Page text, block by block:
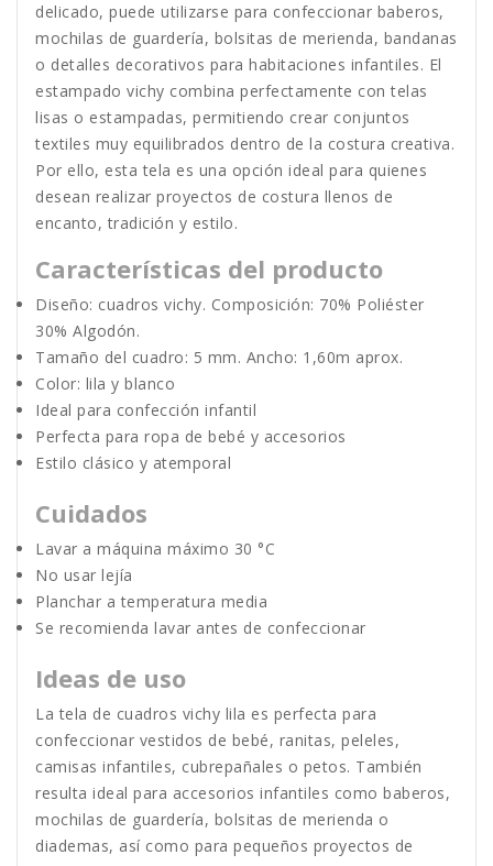
delicado, puede utilizarse para confeccionar baberos,
mochilas de guardería, bolsitas de merienda, bandanas
o detalles decorativos para habitaciones infantiles. El
estampado vichy combina perfectamente con telas
lisas o estampadas, permitiendo crear conjuntos
textiles muy equilibrados dentro de la costura creativa.
Por ello, esta tela es una opción ideal para quienes
desean realizar proyectos de costura llenos de
encanto, tradición y estilo.
Características del producto
Diseño: cuadros vichy. Composición: 70% Poliéster
30% Algodón.
Tamaño del cuadro: 5 mm. Ancho: 1,60m aprox.
Color: lila y blanco
Ideal para confección infantil
Perfecta para ropa de bebé y accesorios
Estilo clásico y atemporal
Cuidados
Lavar a máquina máximo 30 °C
No usar lejía
Planchar a temperatura media
Se recomienda lavar antes de confeccionar
Ideas de uso
La tela de cuadros vichy lila es perfecta para
confeccionar vestidos de bebé, ranitas, peleles,
camisas infantiles, cubrepañales o petos. También
resulta ideal para accesorios infantiles como baberos,
mochilas de guardería, bolsitas de merienda o
diademas, así como para pequeños proyectos de